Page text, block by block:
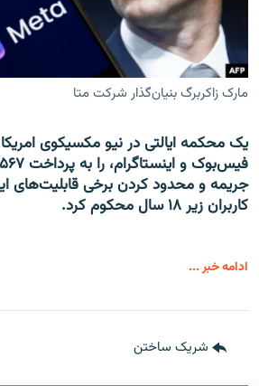
مارک زاکربرگ بنیان‌گذار شرکت متا
یک محکمه ایالتی در نیو مکسیکوی
جریمه و محدود کردن برخی قابلیت‌های
کاربران زیر ۱۸ سال محکوم کرد.
ادامه خبر ...
شریک ساختن